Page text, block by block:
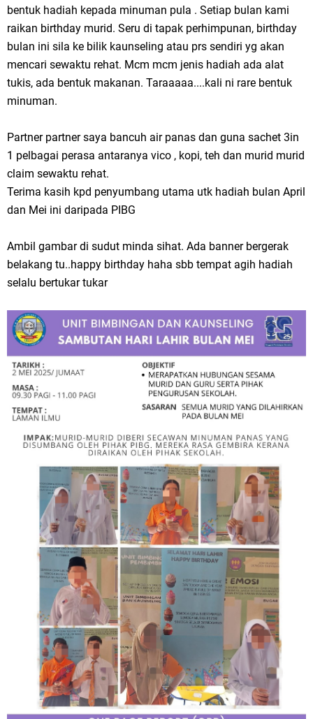
bentuk hadiah kepada minuman pula . Setiap bulan kami
raikan birthday murid. Seru di tapak perhimpunan, birthday
bulan ini sila ke bilik kaunseling atau prs sendiri yg akan
mencari sewaktu rehat. Mcm mcm jenis hadiah ada alat
tukis, ada bentuk makanan. Taraaaaa....kali ni rare bentuk
minuman.
Partner partner saya bancuh air panas dan guna sachet 3in
1 pelbagai perasa antaranya vico , kopi, teh dan murid murid
claim sewaktu rehat.
Terima kasih kpd penyumbang utama utk hadiah bulan April
dan Mei ini daripada PIBG
Ambil gambar di sudut minda sihat. Ada banner bergerak
belakang tu..happy birthday haha sbb tempat agih hadiah
selalu bertukar tukar